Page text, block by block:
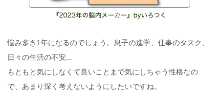
悩み多き1年になるのでしょう。息子の進学、仕事のタスク、
日々の生活の不安...
もともと気にしなくて良いことまで気にしちゃう性格なの
で、あまり深く考えないようにしたいですね。